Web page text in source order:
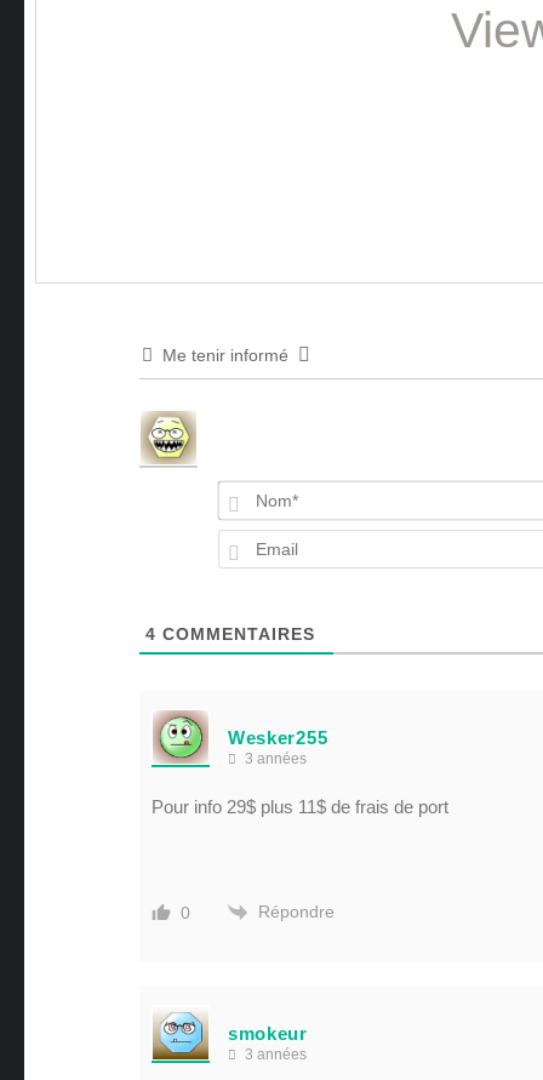
Me tenir informé
4 COMMENTAIRES
Wesker255
3 années
Pour info 29$ plus 11$ de frais de port
0 Répondre
smokeur
3 années